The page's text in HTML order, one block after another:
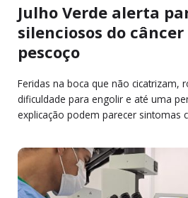
Julho Verde alerta
silenciosos do
pescoço
Feridas na boca que não cicatrizam,
dificuldade para engolir e até uma
explicação podem parecer sintomas